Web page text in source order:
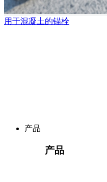
用于混凝土的锚栓
产品
产品